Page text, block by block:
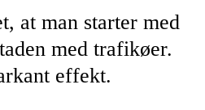
at man starter med
med trafikøer.
effekt.